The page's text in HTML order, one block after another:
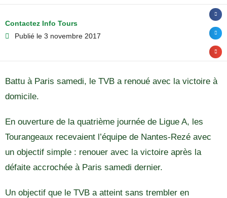
Contactez Info Tours
Publié le 3 novembre 2017
Battu à Paris samedi, le TVB a renoué avec la victoire à
domicile.
En ouverture de la quatrième journée de Ligue A, les
Tourangeaux recevaient l’équipe de Nantes-Rezé avec
un objectif simple : renouer avec la victoire après la
défaite accrochée à Paris samedi dernier.
Un objectif que le TVB a atteint sans trembler en